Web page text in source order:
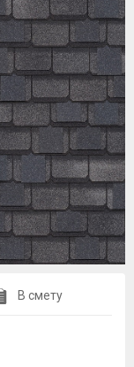
В смету